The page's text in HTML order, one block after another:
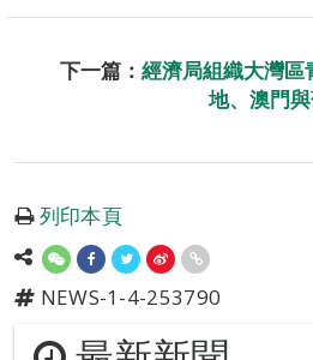
下一篇： 經濟局組織大灣區
地、澳門
列印本頁
NEWS-1-4-253790